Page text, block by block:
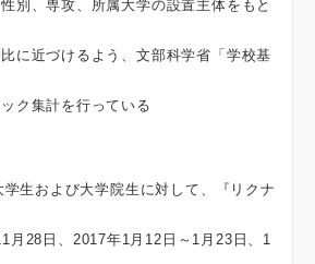
別、専攻、所属大学の設置主体をもと
に近づけるよう、文部科学省「学校基
ク集計を行っている
生および大学院生に対して、『リクナ
月28日、2017年1月12日～1月23日、1